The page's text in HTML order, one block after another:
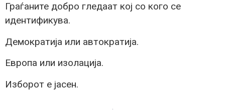
Граѓаните добро гледаат кој со кого се
идентификува.
Демократија или автократија.
Европа или изолација.
Изборот е јасен.